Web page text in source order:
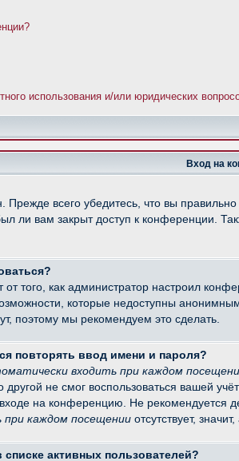
использования и/или юридических
Вход на
Прежде всего убедитесь, что вы
ли вам закрыт доступ к конференции.
от того, как администратор настроил
которые недоступны
поэтому мы рекомендуем это сделать.
повторять ввод имени и пароля?
входить при каждом
не смог воспользоваться вашей
на конференцию. Не рекомендуется
каждом посещении отсутствует,
активных пользователей?